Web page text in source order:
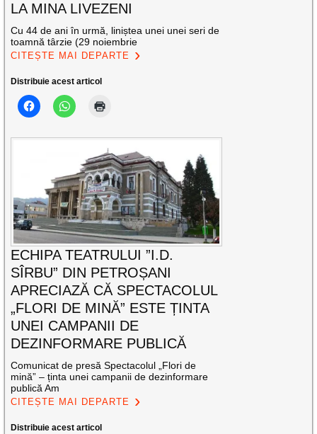
LA MINA LIVEZENI
Cu 44 de ani în urmă, liniștea unei unei seri de
toamnă târzie (29 noiembrie
CITEȘTE MAI DEPARTE
Distribuie acest articol
ECHIPA TEATRULUI ”I.D.
SÎRBU” DIN PETROȘANI
APRECIAZĂ CĂ SPECTACOLUL
„FLORI DE MINĂ” ESTE ȚINTA
UNEI CAMPANII DE
DEZINFORMARE PUBLICĂ
Comunicat de presă Spectacolul „Flori de
mină” – ținta unei campanii de dezinformare
publică Am
CITEȘTE MAI DEPARTE
Distribuie acest articol